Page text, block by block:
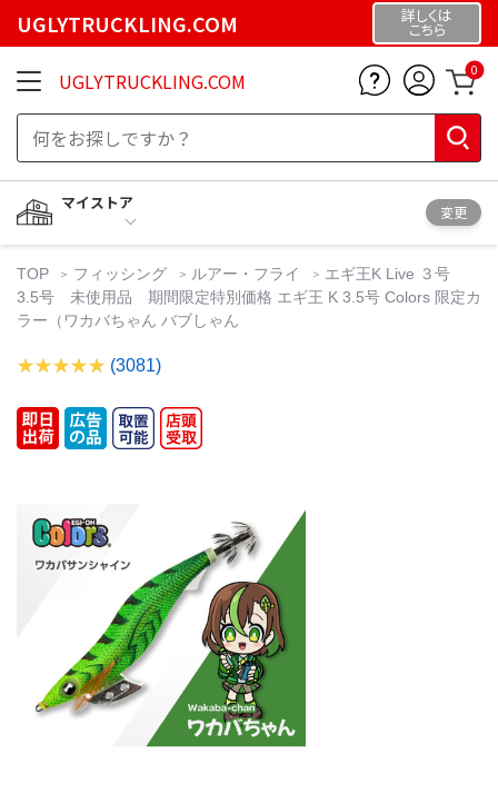
UGLYTRUCKLING.COM 詳しくは
こちら
UGLYTRUCKLING.COM 0
マイストア
変更
TOP フィッシング ルアー・フライ
エギ王K Live ３号
3.5号 未使用品 期間限定特別価格 エギ王 K 3.5号 Colors 限定カ
ラー（ワカバちゃん バブしゃん
(3081)